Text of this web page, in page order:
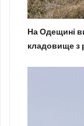
На Одещині
кладовище з